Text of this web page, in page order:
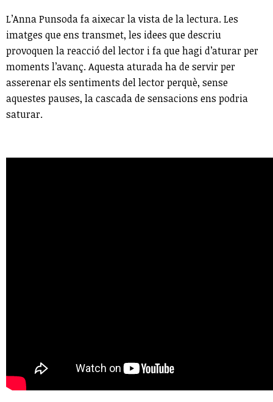
L’Anna Punsoda fa aixecar la vista de la lectura. Les
imatges que ens transmet, les idees que descriu
provoquen la reacció del lector i fa que hagi d’aturar per
moments l’avanç. Aquesta aturada ha de servir per
asserenar els sentiments del lector perquè, sense
aquestes pauses, la cascada de sensacions ens podria
saturar.